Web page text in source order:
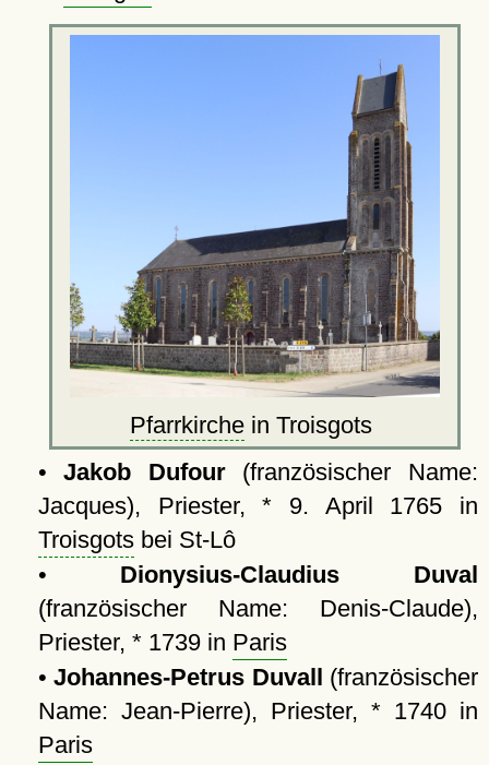
Pfarrkirche in Troisgots
•Jakob Dufour(französischer Name:
Jacques), Priester, * 9. April 1765 in
Troisgotsbei St-Lô
• Dionysius-Claudius Duval
(französischer Name: Denis-Claude),
Priester, * 1739 in Paris
•Johannes-Petrus Duvall (französischer
Name: Jean-Pierre), Priester, * 1740 in
Paris